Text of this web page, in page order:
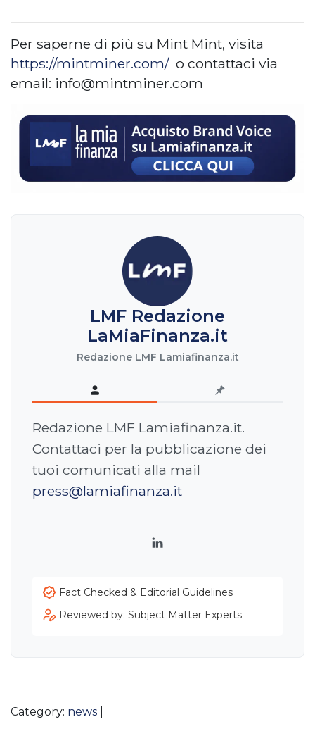
Per saperne di più su Mint Mint, visita
https://mintminer.com/o contattaci via
email: info@mintminer.com
LMF Redazione
LaMiaFinanza.it
Redazione LMF Lamiafinanza.it
Redazione LMF Lamiafinanza.it.
Contattaci per la pubblicazione dei
tuoi comunicati alla mail
press@lamiafinanza.it
LinkedIn
Fact Checked & Editorial Guidelines
Reviewed by: Subject Matter Experts
Category: news